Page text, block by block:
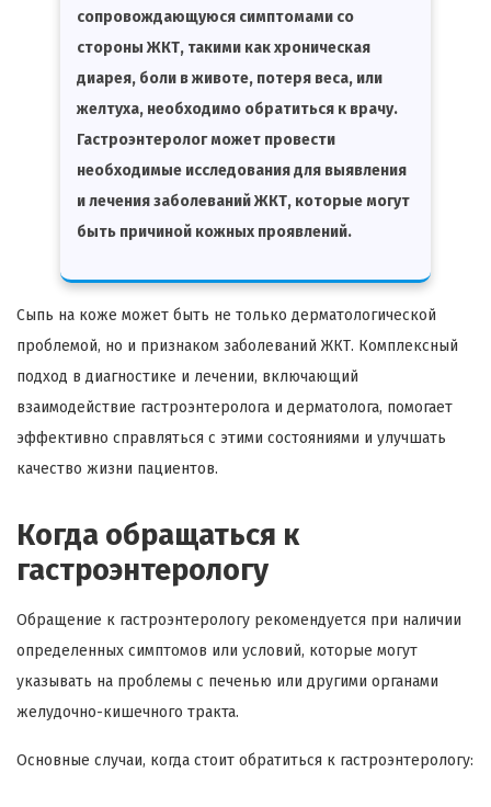
сопровождающуюся симптомами со
стороны ЖКТ, такими как хроническая
диарея, боли в животе, потеря веса, или
желтуха, необходимо обратиться к врачу.
Гастроэнтеролог может провести
необходимые исследования для выявления
и лечения заболеваний ЖКТ, которые могут
быть причиной кожных проявлений.
Сыпь на коже может быть не только дерматологической
проблемой, но и признаком заболеваний ЖКТ. Комплексный
подход в диагностике и лечении, включающий
взаимодействие гастроэнтеролога и дерматолога, помогает
эффективно справляться с этими состояниями и улучшать
качество жизни пациентов.
Когда обращаться к
гастроэнтерологу
Обращение к гастроэнтерологу рекомендуется при наличии
определенных симптомов или условий, которые могут
указывать на проблемы с печенью или другими органами
желудочно-кишечного тракта.
Основные случаи, когда стоит обратиться к гастроэнтерологу: